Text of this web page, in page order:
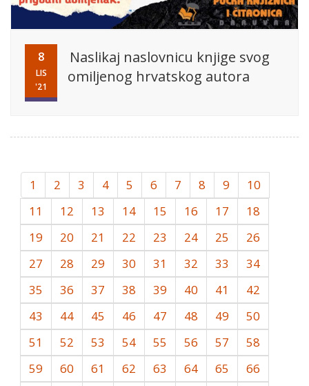
8
LIS
'21
Naslikaj naslovnicu knjige svog
omiljenog hrvatskog autora
1 2 3 4 5 6 7 8 9
10
11
12 13 14 15 16 17
18
19
20 21 22 23 24 25
26
27
28 29 30 31 32 33
34
35
36 37 38 39 40 41
42
43
44 45 46 47 48 49
50
51
52 53 54 55 56 57
58
59
60 61 62 63 64 65
66